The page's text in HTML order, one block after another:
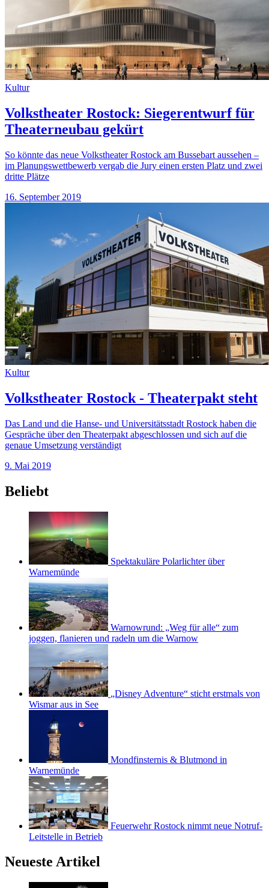
Kultur
Volkstheater Rostock: Siegerentwurf für
Theaterneubau gekürt
So könnte das neue Volkstheater Rostock am Bussebart aussehen –
im Planungswettbewerb vergab die Jury einen ersten Platz und zwei
dritte Plätze
16. September 2019
Kultur
Volkstheater Rostock - Theaterpakt steht
Das Land und die Hanse- und Universitätsstadt Rostock haben die
Gespräche über den Theaterpakt abgeschlossen und sich auf die
genaue Umsetzung verständigt
9. Mai 2019
Beliebt
Spektakuläre Polarlichter über
Warnemünde
Warnowrund: „Weg für alle“ zum
joggen, flanieren und radeln um die Warnow
„Disney Adventure“ sticht erstmals von
Wismar aus in See
Mondfinsternis & Blutmond in
Warnemünde
Feuerwehr Rostock nimmt neue Notruf-
Leitstelle in Betrieb
Neueste Artikel